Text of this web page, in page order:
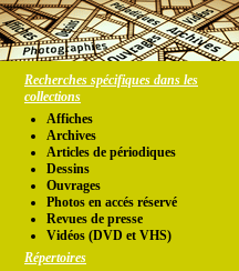
Recherches spécifiques dans les
collections
Affiches
Archives
Articles de périodiques
Dessins
Ouvrages
Photos en accés réservé
Revues de presse
Vidéos (DVD et VHS)
Répertoires